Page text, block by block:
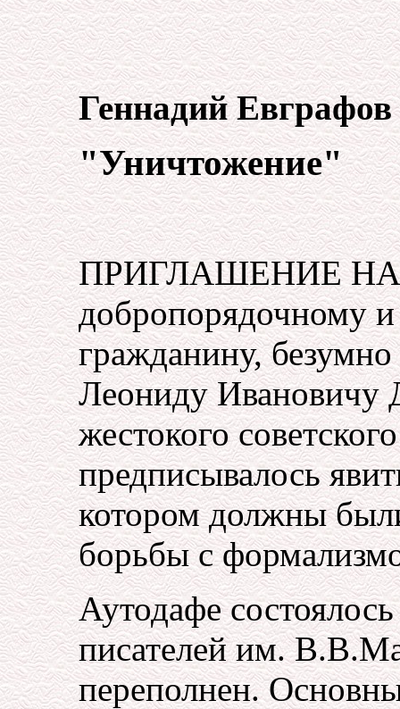
Геннадий Евграфов
"Уничтожение"
ПРИГЛАШЕНИЕ НА
добропорядочному
гражданину,
Леониду Ивановичу
жестокого
предписывалось
котором должны
борьбы с
Аутодафе
писателей им.
переполнен.